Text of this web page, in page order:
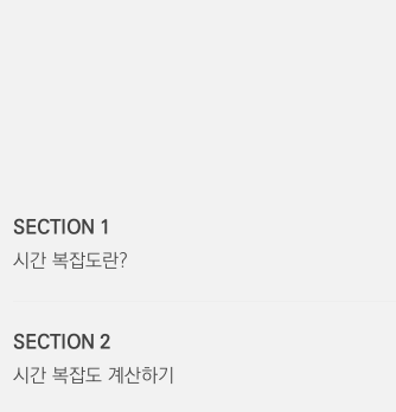
SECTION 1
시간 복잡도란?
SECTION 2
시간 복잡도 계산하기